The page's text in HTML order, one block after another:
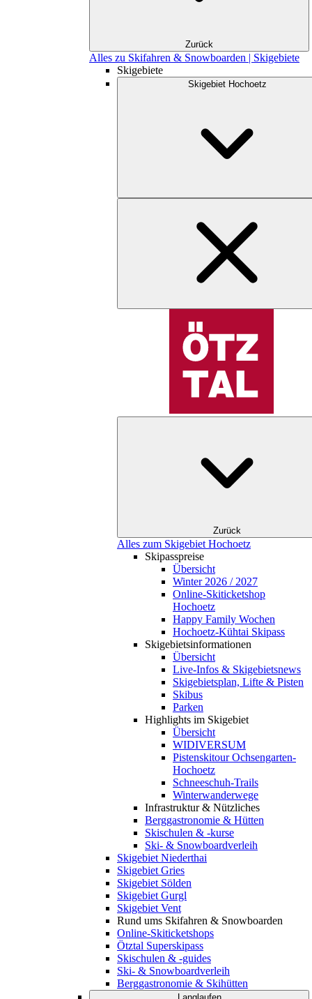
Zurück
Alles zu Skifahren & Snowboarden | Skigebiete
Skigebiete
Skigebiet Hochoetz
Zurück
Alles zum Skigebiet Hochoetz
Skipasspreise
Übersicht
Winter 2026 / 2027
Online-Skiticketshop
Hochoetz
Happy Family Wochen
Hochoetz-Kühtai Skipass
Skigebietsinformationen
Übersicht
Live-Infos & Skigebietsnews
Skigebietsplan, Lifte & Pisten
Skibus
Parken
Highlights im Skigebiet
Übersicht
WIDIVERSUM
Pistenskitour Ochsengarten-
Hochoetz
Schneeschuh-Trails
Winterwanderwege
Infrastruktur & Nützliches
Berggastronomie & Hütten
Skischulen & -kurse
Ski- & Snowboardverleih
Skigebiet Niederthai
Skigebiet Gries
Skigebiet Sölden
Skigebiet Gurgl
Skigebiet Vent
Rund ums Skifahren & Snowboarden
Online-Skiticketshops
Ötztal Superskipass
Skischulen & -guides
Ski- & Snowboardverleih
Berggastronomie & Skihütten